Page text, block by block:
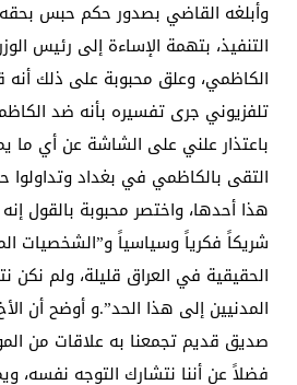
وأبلغه القاضي بصدور حكم حبس
التنفيذ، بتهمة الإساءة إلى رئيس
الكاظمي، وعلق محبوبة على ذلك أنه
تلفزيوني جرى تفسيره بأنه ضد
باعتذار علني على الشاشة عن أي ما
التقى بالكاظمي في بغداد وتداولوا
هذا أحدها، واختصر محبوبة بالقول
شريكاً فكرياً وسياسياً و”الشخصيات
الحقيقية في العراق قليلة، ولم نكن
المدنيين إلى هذا الحد”.و أوضح أن
صديق قديم تجمعنا به علاقات من
فضلاً عن أننا نتشارك التوجه نفسه،